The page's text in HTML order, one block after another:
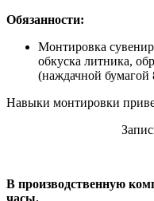
Обязанности:
Монтировка
обкуска литника,
(наждачной бумагой
Навыки монтировки
В производственную
часы.